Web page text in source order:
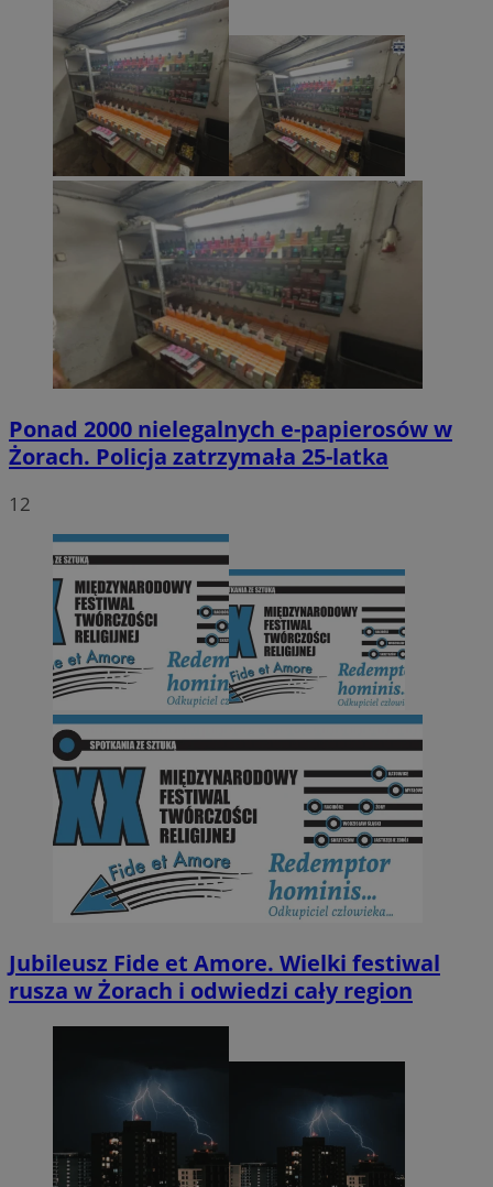
Ponad 2000 nielegalnych e-papierosów w
Żorach. Policja zatrzymała 25-latka
12
Jubileusz Fide et Amore. Wielki festiwal
rusza w Żorach i odwiedzi cały region